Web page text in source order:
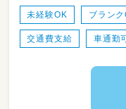
未経験OK ブラン
交通費支給 車通勤